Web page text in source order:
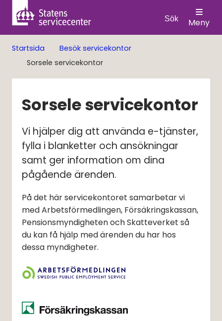
Sök Meny
Startsida
Besök servicekontor
Sorsele servicekontor
Sorsele servicekontor
Vi hjälper dig att använda e-tjänster,
fylla i blanketter och ansökningar
samt ger information om dina
pågående ärenden.
På det här servicekontoret samarbetar vi
med Arbetsförmedlingen, Försäkringskassan,
Pensionsmyndigheten och Skatteverket så
du kan få hjälp med ärenden du har hos
dessa myndigheter.